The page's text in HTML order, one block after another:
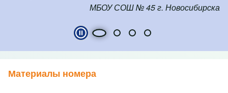
МБОУ СОШ № 45 г. Новосибирска
Play and Stop Slideshow
Материалы номера